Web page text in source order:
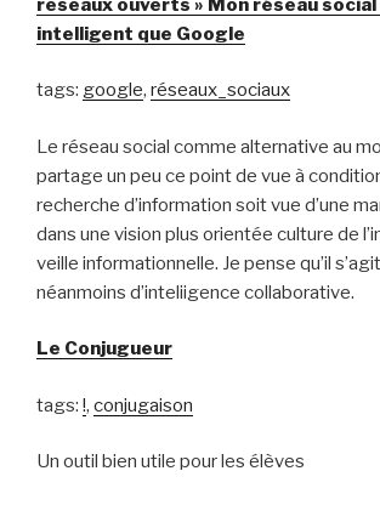
intelligent que Google
tags: google, réseaux_sociaux
Le réseau social comme alternative au
partage un peu ce point de vue à
recherche d’information soit vue d’une
dans une vision plus orientée culture de
veille informationnelle. Je pense qu’il
néanmoins d’inteliigence collaborative.
Le Conjugueur
tags: !, conjugaison
Un outil bien utile pour les élèves